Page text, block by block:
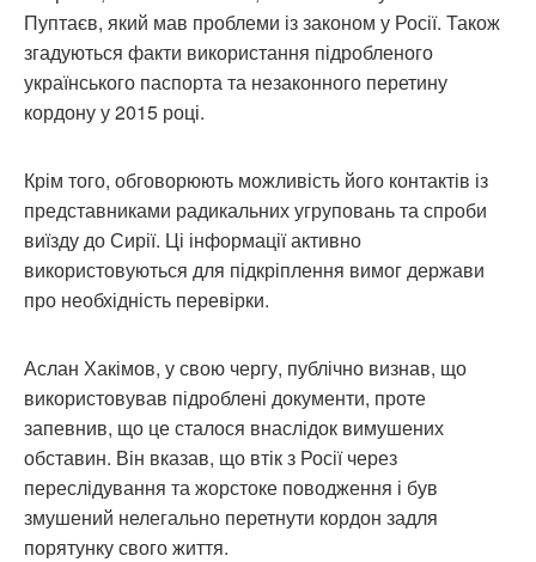
Пуптаєв, який мав проблеми із законом у Росії. Також
згадуються факти використання підробленого
українського паспорта та незаконного перетину
кордону у 2015 році.
Крім того, обговорюють можливість його контактів із
представниками радикальних угруповань та спроби
виїзду до Сирії. Ці інформації активно
використовуються для підкріплення вимог держави
про необхідність перевірки.
Аслан Хакімов, у свою чергу, публічно визнав, що
використовував підроблені документи, проте
запевнив, що це сталося внаслідок вимушених
обставин. Він вказав, що втік з Росії через
переслідування та жорстоке поводження і був
змушений нелегально перетнути кордон задля
порятунку свого життя.